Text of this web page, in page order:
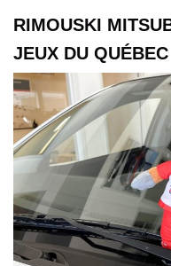
RIMOUSKI
JEUX DU QUÉBEC